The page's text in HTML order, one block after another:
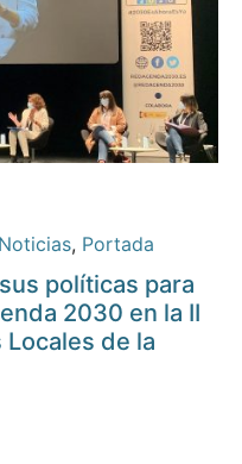
Noticias, Portada
políticas para
2030 en la II
de la